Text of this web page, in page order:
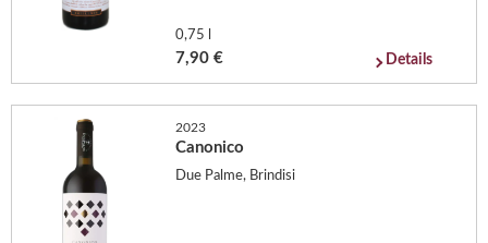
0,75 l
7,90 € Details
2023
Canonico
Due Palme, Brindisi